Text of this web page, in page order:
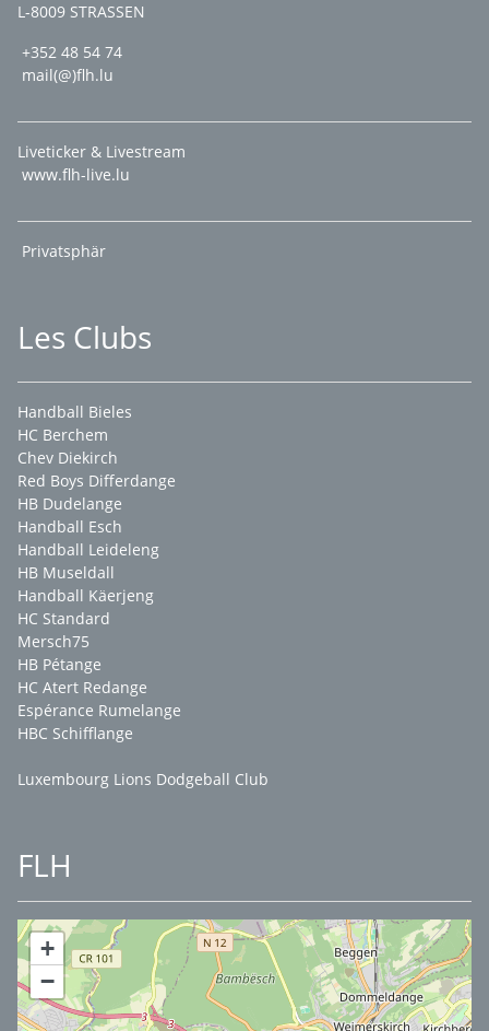
L-8009 STRASSEN
+352 48 54 74
mail(@)flh.lu
Liveticker & Livestream
www.flh-live.lu
Privatsphär
Les Clubs
Handball Bieles
HC Berchem
Chev Diekirch
Red Boys Differdange
HB Dudelange
Handball Esch
Handball Leideleng
HB Museldall
Handball Käerjeng
HC Standard
Mersch75
HB Pétange
HC Atert Redange
Espérance Rumelange
HBC Schifflange
Luxembourg Lions Dodgeball Club
FLH
+
−